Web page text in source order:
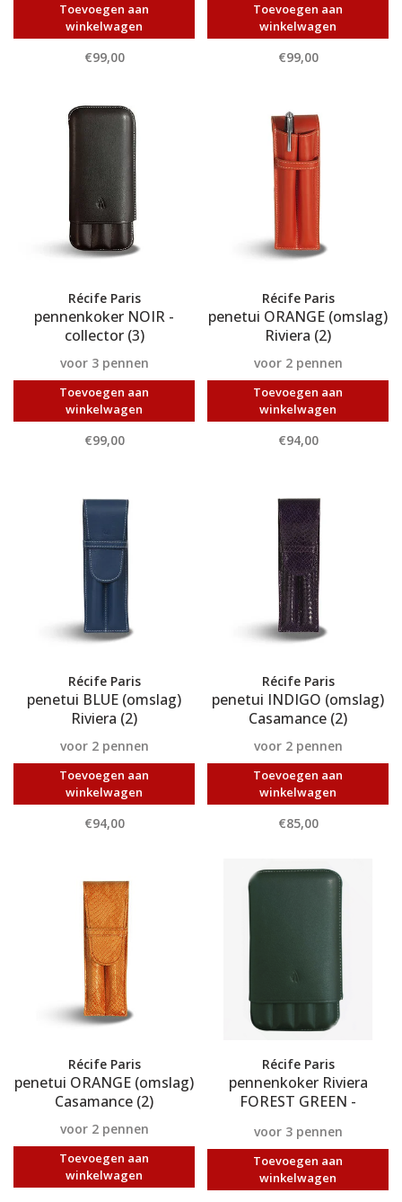
Toevoegen aan
winkelwagen
€99,00
Toevoegen aan
winkelwagen
€99,00
Récife Paris
pennenkoker NOIR -
collector (3)
voor 3 pennen
Toevoegen aan
winkelwagen
€99,00
Récife Paris
penetui ORANGE (omslag)
Riviera (2)
voor 2 pennen
Toevoegen aan
winkelwagen
€94,00
Récife Paris
penetui BLUE (omslag)
Riviera (2)
voor 2 pennen
Toevoegen aan
winkelwagen
€94,00
Récife Paris
penetui INDIGO (omslag)
Casamance (2)
voor 2 pennen
Toevoegen aan
winkelwagen
€85,00
Récife Paris
penetui ORANGE (omslag)
Casamance (2)
voor 2 pennen
Toevoegen aan
winkelwagen
Récife Paris
pennenkoker Riviera
FOREST GREEN -
voor 3 pennen
Toevoegen aan
winkelwagen